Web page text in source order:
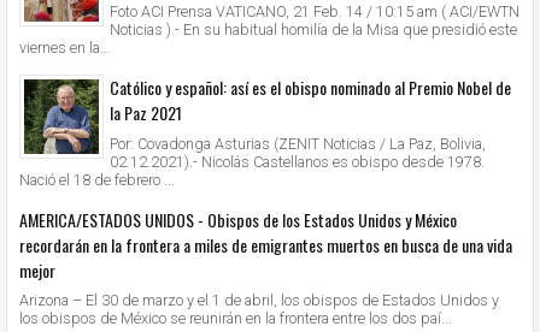
Foto ACI Prensa VATICANO, 21 Feb. 14 / 10:15 am ( ACI/EWTN
Noticias ).- En su habitual homilía de la Misa que presidió este
viernes en la...
Católico y español: así es el obispo nominado al Premio Nobel de
la Paz 2021
Por: Covadonga Asturias (ZENIT Noticias / La Paz, Bolivia,
02.12.2021).- Nicolás Castellanos es obispo desde 1978.
Nació el 18 de febrero ...
AMERICA/ESTADOS UNIDOS - Obispos de los Estados Unidos y México
recordarán en la frontera a miles de emigrantes muertos en busca de una vida
mejor
Arizona – El 30 de marzo y el 1 de abril, los obispos de Estados Unidos y
los obispos de México se reunirán en la frontera entre los dos paí...